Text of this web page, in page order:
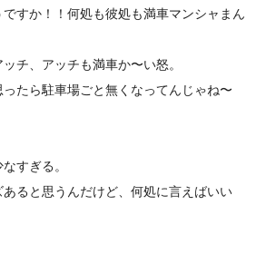
すか！！何処も彼処も満車マンシャまん
チ、アッチも満車か〜い怒。
たら駐車場ごと無くなってんじゃね〜
すぎる。
ると思うんだけど、何処に言えばいい